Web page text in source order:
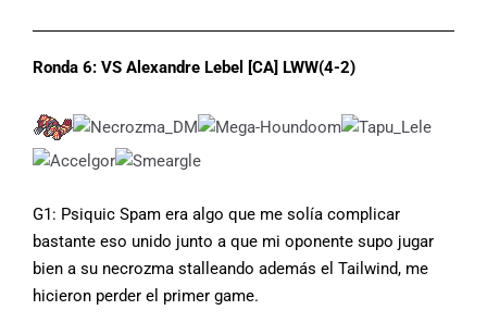
Ronda 6: VS Alexandre Lebel [CA] LWW(4-2)
G1: Psiquic Spam era algo que me solía complicar
bastante eso unido junto a que mi oponente supo jugar
bien a su necrozma stalleando además el Tailwind, me
hicieron perder el primer game.